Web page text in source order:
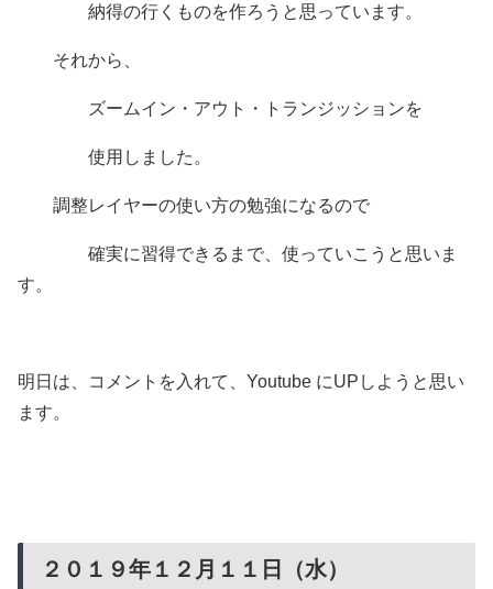
納得の行くものを作ろうと思っています。
それから、
ズームイン・アウト・トランジッションを
使用しました。
調整レイヤーの使い方の勉強になるので
確実に習得できるまで、使っていこうと思いま
す。
明日は、コメントを入れて、Youtube にUPしようと思い
ます。
２０１９年１２月１１日（水）